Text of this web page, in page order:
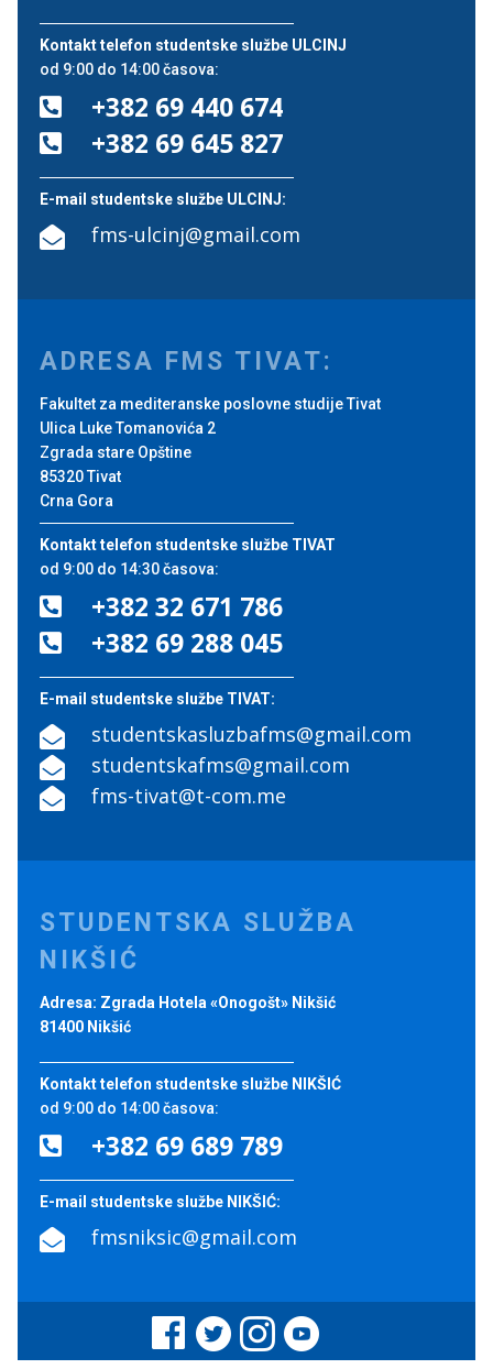
Kontakt telefon studentske službe ULCINJ
od 9:00 do 14:00 časova:
 +382 69 440 674
 +382 69 645 827
E-mail studentske službe ULCINJ:
 fms-ulcinj@gmail.com
ADRESA FMS TIVAT:
Fakultet za mediteranske poslovne studije Tivat
Ulica Luke Tomanovića 2
Zgrada stare Opštine
85320 Tivat
Crna Gora
Kontakt telefon studentske službe TIVAT
od 9:00 do 14:30 časova:
 +382 32 671 786
 +382 69 288 045
E-mail studentske službe TIVAT:
 studentskasluzbafms@gmail.com
 studentskafms@gmail.com
 fms-tivat@t-com.me
STUDENTSKA SLUŽBA
NIKŠIĆ
Adresa: Zgrada Hotela «Onogošt» Nikšić
81400 Nikšić
Kontakt telefon studentske službe NIKŠIĆ
od 9:00 do 14:00 časova:
 +382 69 689 789
E-mail studentske službe NIKŠIĆ:
 fmsniksic@gmail.com